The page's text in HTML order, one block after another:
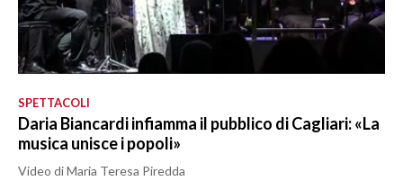
SPETTACOLI
Daria Biancardi infiamma il pubblico di Cagliari: «La
musica unisce i popoli»
Video di Maria Teresa Piredda